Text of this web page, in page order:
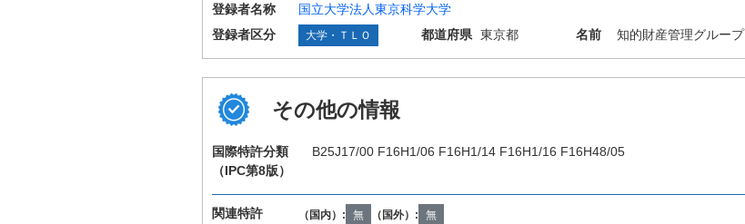
登録者名称
国立大学法人東京科学大学
登録者区分
大学・ＴＬＯ 都道府県 東京都 名前 知的財産管理グループ
その他の情報
国際特許分類
（IPC第8版）
B25J17/00 F16H1/06 F16H1/14 F16H1/16 F16H48/05
関連特許 （国内）: 無 （国外）: 無